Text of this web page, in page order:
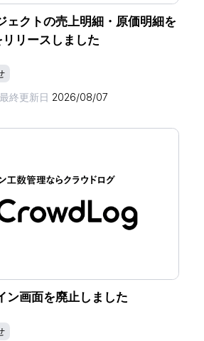
ェクトの売上明細・原価明細を
リースしました
最終更新日 2026/08/07
ン画面を廃止しました